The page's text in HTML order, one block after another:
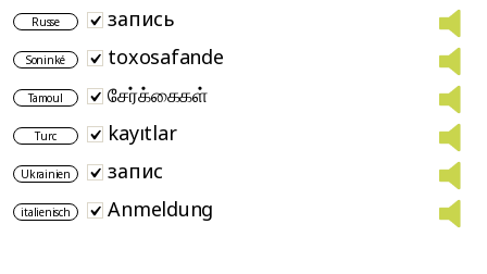
Russe запись
Soninké toxosafande
Tamoul சேர்க்கைகள்
Turc kayıtlar
Ukrainien запис
italienisch Anmeldung